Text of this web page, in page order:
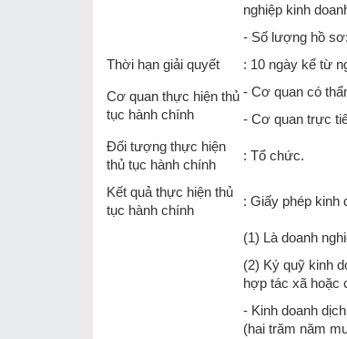
nghiệp kinh
- Số lượng hồ
Thời hạn giải quyết
: 10 ngày kể từ
Cơ quan thực hiện thủ
tục hành chính
- Cơ quan có
- Cơ quan trực
Đối tượng thực hiện
thủ tục hành chính
: Tổ chức.
Kết quả thực hiện thủ
tục hành chính
: Giấy phép kinh
(1) Là doanh
(2) Ký quỹ kinh
hợp tác xã hoặc
- Kinh doanh
(hai trăm năm